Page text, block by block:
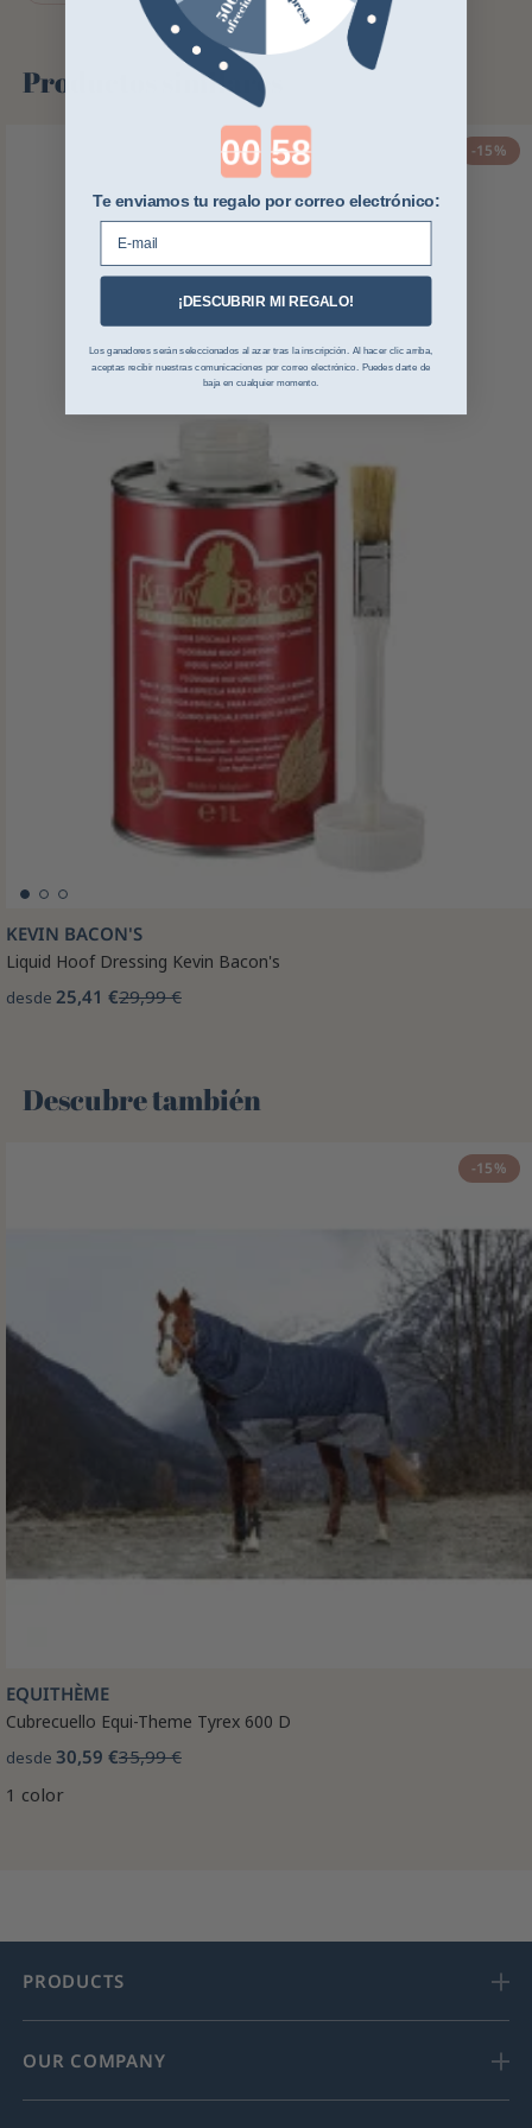
Productos similares
-15%
KEVIN BACON'S
Liquid Hoof Dressing Kevin Bacon's
desde 25,41 €29,99 €
Descubre también 🌻
-15%
EQUITHÈME
Cubrecuello Equi-Theme Tyrex 600 D
desde 30,59 €35,99 €
1 color
PRODUCTS
OUR COMPANY
Countdown ends in:
Te enviamos tu regalo por correo electrónico:
E-mail
¡DESCUBRIR MI REGALO!
Los ganadores serán seleccionados al azar tras la inscripción. Al hacer clic arriba,
aceptas recibir nuestras comunicaciones por correo electrónico. Puedes darte de
baja en cualquier momento.